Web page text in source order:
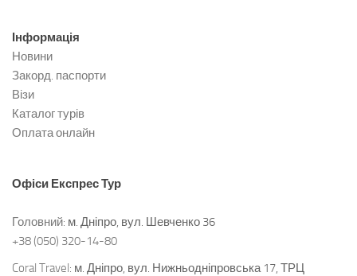
Інформація
Новини
Закорд. паспорти
Візи
Каталог турів
Оплата онлайн
Офіси Експрес Тур
Головний: м. Дніпро, вул. Шевченко 36
+38 (050) 320-14-80
Coral Travel: м. Дніпро, вул. Нижньодніпровська 17, ТРЦ